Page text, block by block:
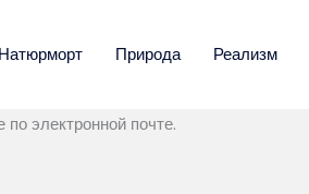
Натюрморт Природа Реализм
электронной почте.